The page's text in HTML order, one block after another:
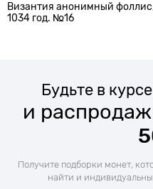
Византия анонимный
1034 год. №16
Будьте в
и
Получите подборки монет,
найти и